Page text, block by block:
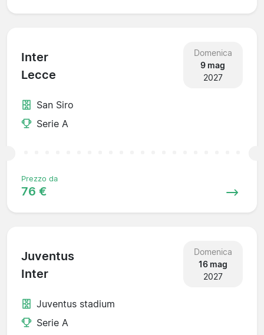
Inter
Lecce
Domenica
9 mag
2027
San Siro
Serie A
Prezzo da
76 €
Juventus
Inter
Domenica
16 mag
2027
Juventus stadium
Serie A